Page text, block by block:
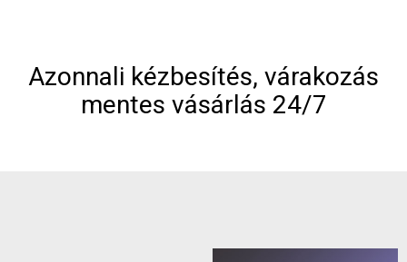
Azonnali kézbesítés, várakozás
mentes vásárlás 24/7